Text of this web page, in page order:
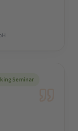
Seminar